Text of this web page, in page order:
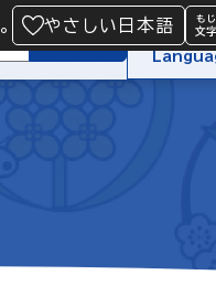
やさしい日本語
検索